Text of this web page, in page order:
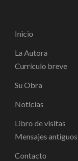
Inicio
La Autora
Currículo breve
Su Obra
Noticias
Libro de visitas
Mensajes antiguos
Contacto